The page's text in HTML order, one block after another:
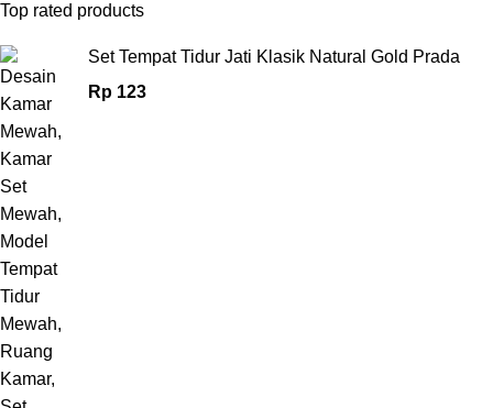
Top rated products
Set Tempat Tidur Jati Klasik Natural Gold Prada
Rp 123